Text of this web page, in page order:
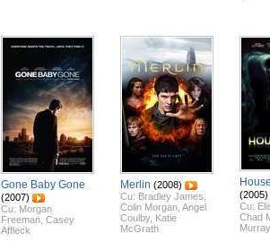
Gone Baby Gone
(2007)
Cu: Morgan
Freeman Casey
Affleck
Merlin (2008)
Cu: Bradley James
Colin Morgan Angel
Coulby, Katie
McGrath
(2005)
Cu:
Chad
Murray